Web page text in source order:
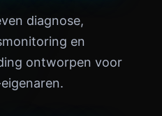
diagnose,
en
ontworpen voor